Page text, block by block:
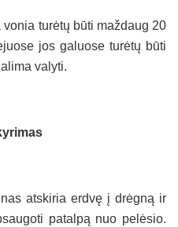
vonia turėtų būti maždaug 20
jos galuose turėtų būti
valyti.
atskiria erdvę į drėgną ir
patalpą nuo pelėsio.